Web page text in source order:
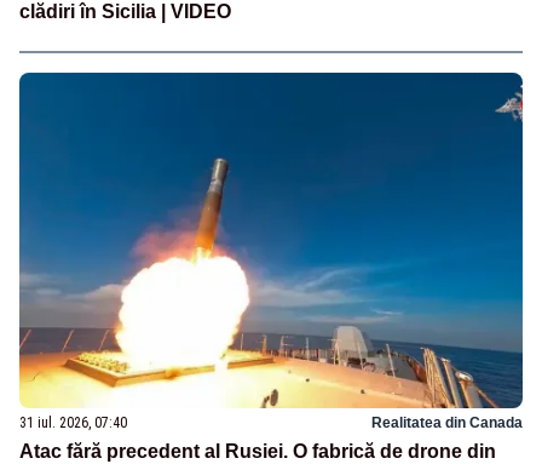
clădiri în Sicilia | VIDEO
31 iul. 2026, 07:40 Realitatea din Canada
Atac fără precedent al Rusiei. O fabrică de drone din